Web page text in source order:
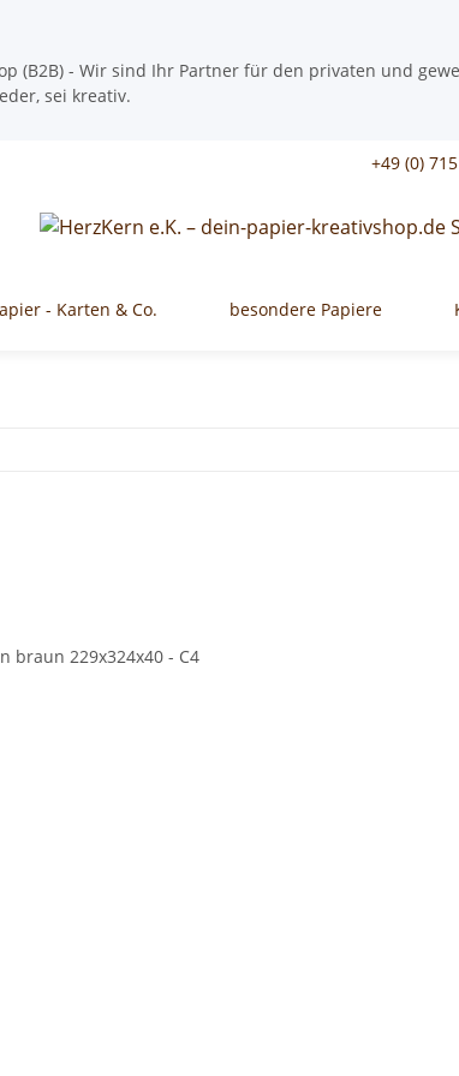
(B2B) - Wir sind Ihr Partner für den privaten und
sei kreativ.
+49 (0)
- Karten & Co. besondere Papiere